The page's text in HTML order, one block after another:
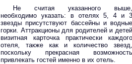
Не считая указанного выше,
необходимо указать: в отелях 5, 4 и 3
звезды присутствуют бассейны и водные
горки. Аттракционы для родителей и детей
визитная карточка практически каждого
отеля, также как и количество звезд,
поскольку прекрасная возможность
привлекать гостей именно в их отель.